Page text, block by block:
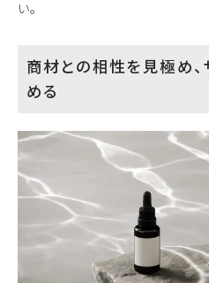
い。
商材との相性を見極め
める